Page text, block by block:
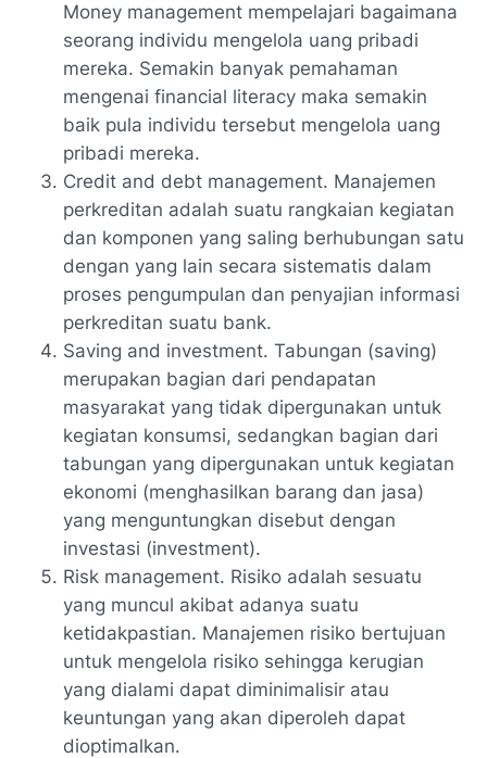
Money management mempelajari bagaimana
seorang individu mengelola uang pribadi
mereka. Semakin banyak pemahaman
mengenai financial literacy maka semakin
baik pula individu tersebut mengelola uang
pribadi mereka.
Credit and debt management. Manajemen
perkreditan adalah suatu rangkaian kegiatan
dan komponen yang saling berhubungan satu
dengan yang lain secara sistematis dalam
proses pengumpulan dan penyajian informasi
perkreditan suatu bank.
Saving and investment. Tabungan (saving)
merupakan bagian dari pendapatan
masyarakat yang tidak dipergunakan untuk
kegiatan konsumsi, sedangkan bagian dari
tabungan yang dipergunakan untuk kegiatan
ekonomi (menghasilkan barang dan jasa)
yang menguntungkan disebut dengan
investasi (investment).
Risk management. Risiko adalah sesuatu
yang muncul akibat adanya suatu
ketidakpastian. Manajemen risiko bertujuan
untuk mengelola risiko sehingga kerugian
yang dialami dapat diminimalisir atau
keuntungan yang akan diperoleh dapat
dioptimalkan.